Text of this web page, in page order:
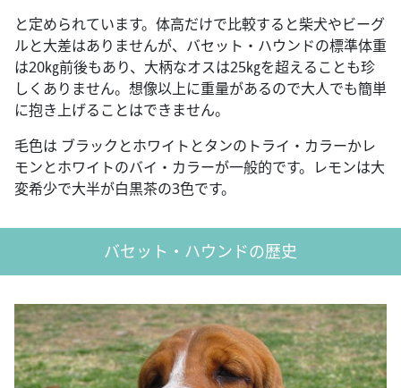
と定められています。体高だけで比較すると柴犬やビーグ
ルと大差はありませんが、バセット・ハウンドの標準体重
は20㎏前後もあり、大柄なオスは25㎏を超えることも珍
しくありません。想像以上に重量があるので大人でも簡単
に抱き上げることはできません。
毛色は ブラックとホワイトとタンのトライ・カラーかレ
モンとホワイトのバイ・カラーが一般的です。レモンは大
変希少で大半が白黒茶の3色です。
バセット・ハウンドの歴史